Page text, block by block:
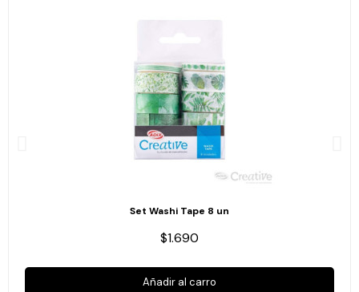
Set Washi Tape 8 un
$1.690
Añadir al carro